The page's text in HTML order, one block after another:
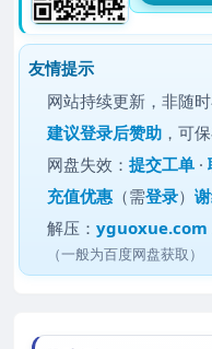
友情提示
网站持续更新，非随
建议登录后赞助 ，可
网盘失效：提交工单 ·
充值优惠 （需登录）
解压：yguoxue.com
（一般为百度网盘获取）